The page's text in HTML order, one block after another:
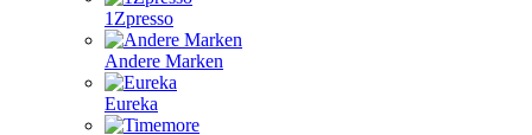
1Zpresso
Andere Marken
Eureka